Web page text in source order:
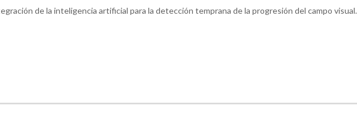
de la inteligencia artificial para la detección temprana de la progresión del campo visual.